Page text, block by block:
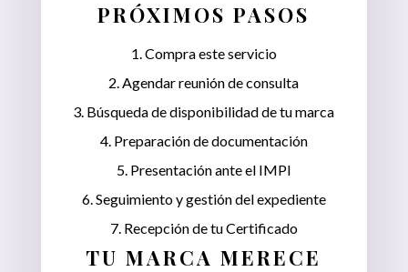
PRÓXIMOS PASOS
1. Compra este servicio
2. Agendar reunión de consulta
3. Búsqueda de disponibilidad de tu marca
4. Preparación de documentación
5. Presentación ante el IMPI
6. Seguimiento y gestión del expediente
7. Recepción de tu Certificado
TU MARCA MERECE